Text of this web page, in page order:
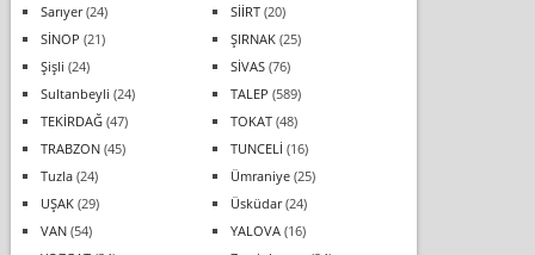
Sarıyer(24) SİİRT(20)
SİNOP (21) ŞIRNAK(25)
Şişli (24) SİVAS(76)
Sultanbeyli (24) TALEP (589)
TEKİRDAĞ(47) TOKAT(48)
TRABZON(45) TUNCELİ (16)
Tuzla(24) Ümraniye(25)
UŞAK(29) Üsküdar(24)
VAN(54) YALOVA(16)